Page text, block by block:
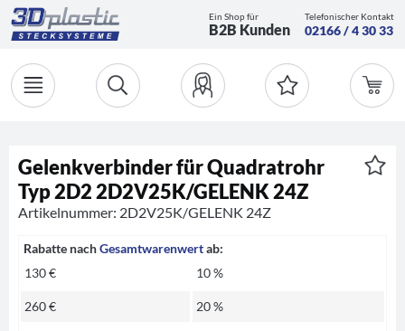
Ein Shop für
B2B Kunden
Telefonischer Kontakt
02166 / 4 30 33
Gelenkverbinder für Quadratrohr
Typ 2D2 2D2V25K/GELENK 24Z
Artikelnummer: 2D2V25K/GELENK 24Z
Rabatte nachGesamtwarenwertab:
130 €
10 %
260 € 20 %